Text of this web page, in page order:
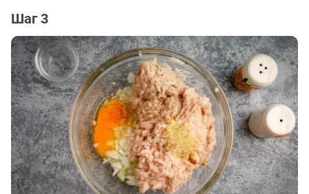
Шаг 3